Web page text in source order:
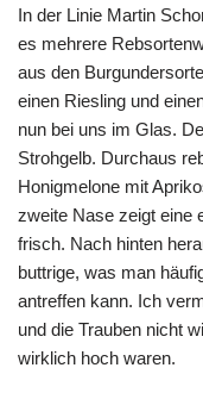
In der Linie Martin
es mehrere
aus den
einen Riesling und
nun bei uns im Glas.
Strohgelb. Durchaus
Honigmelone mit
zweite Nase zeigt eine
frisch. Nach hinten
buttrige, was man
antreffen kann. Ich
und die Trauben nicht
wirklich hoch waren.